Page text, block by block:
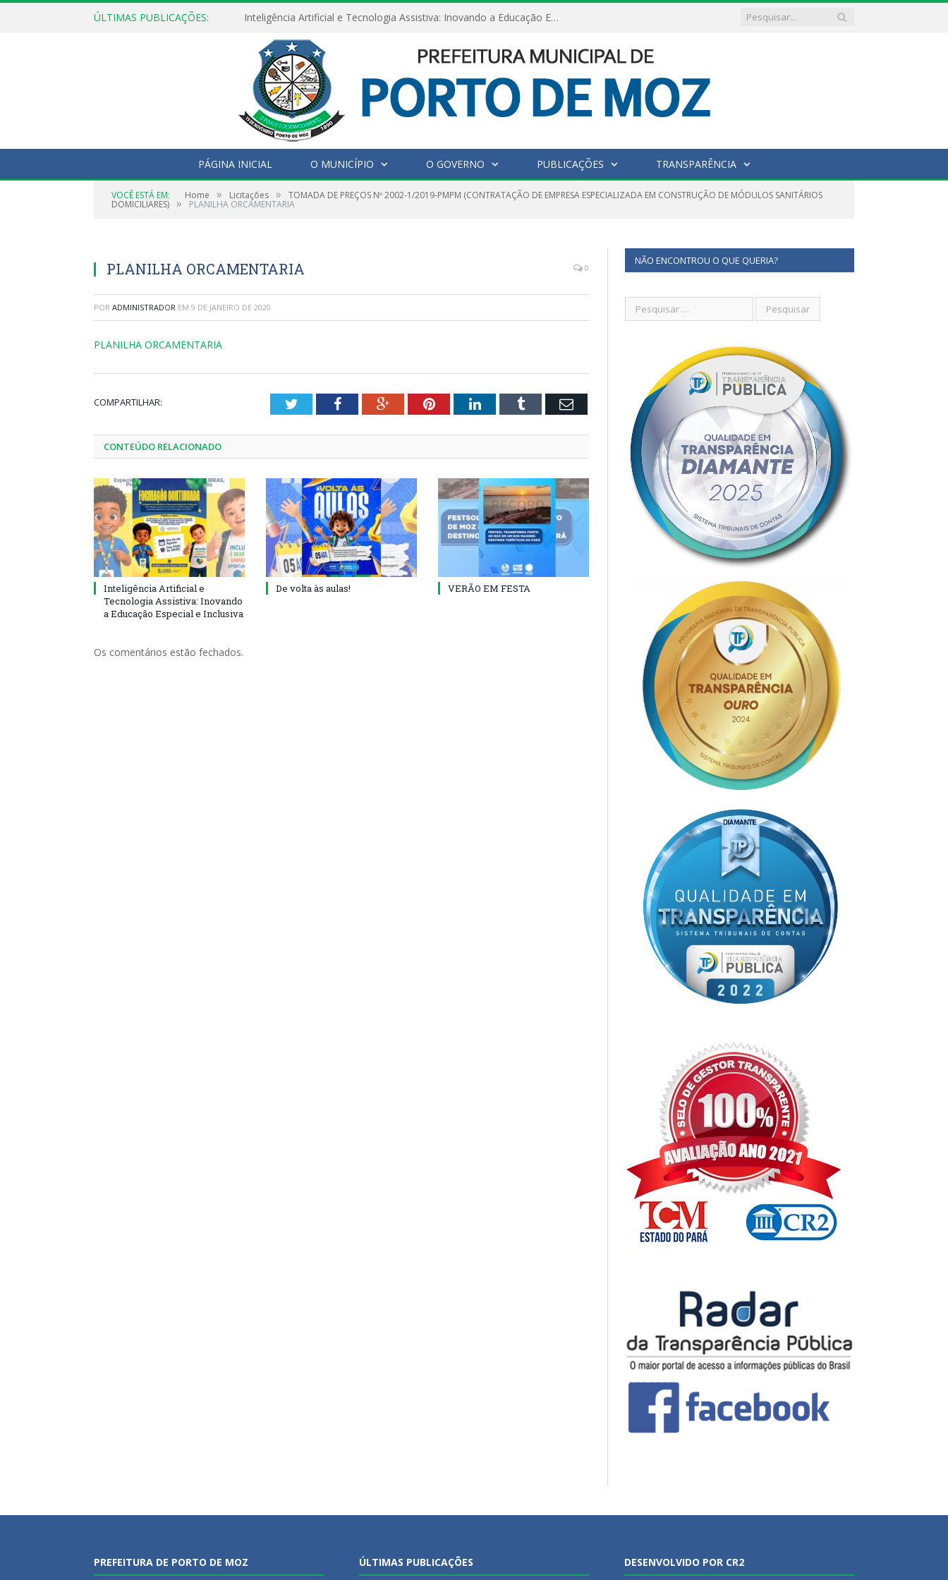
ÚLTIMAS PUBLICAÇÕES: Inteligência Artificial e Tecnologia Assistiva: Inovando a Educação Especial e Inclusiva
PÁGINA INICIAL O MUNICÍPIO O GOVERNO PUBLICAÇÕES TRANSPARÊNCIA
VOCÊ ESTÁ EM: Home » Licitações » TOMADA DE PREÇOS Nº 2002-1/2019-PMPM (CONTRATAÇÃO DE EMPRESA ESPECIALIZADA EM CONSTRUÇÃO DE MÓDULOS SANITÁRIOS
DOMICILIARES) » PLANILHA ORCAMENTARIA
PLANILHA ORCAMENTARIA 0
POR ADMINISTRADOR EM 9 DE JANEIRO DE 2020
PLANILHA ORCAMENTARIA
COMPARTILHAR: TwitterFacebookGoogle+PinterestLinkedInTumblr Email
CONTEÚDO RELACIONADO
Inteligência Artificial e
Tecnologia Assistiva: Inovando
a Educação Especial e Inclusiva
De volta às aulas! VERÃO EM FESTA
Os comentários estão fechados.
NÃO ENCONTROU O QUE QUERIA?
PREFEITURA DE PORTO DE MOZ ÚLTIMAS PUBLICAÇÕES DESENVOLVIDO POR CR2